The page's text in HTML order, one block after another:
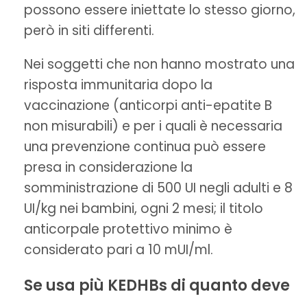
possono essere iniettate lo stesso giorno,
però in siti differenti.
Nei soggetti che non hanno mostrato una
risposta immunitaria dopo la
vaccinazione (anticorpi anti-epatite B
non misurabili) e per i quali è necessaria
una prevenzione continua può essere
presa in considerazione la
somministrazione di 500 UI negli adulti e 8
UI/kg nei bambini, ogni 2 mesi; il titolo
anticorpale protettivo minimo è
considerato pari a 10 mUI/ml.
Se usa più KEDHBs di quanto deve